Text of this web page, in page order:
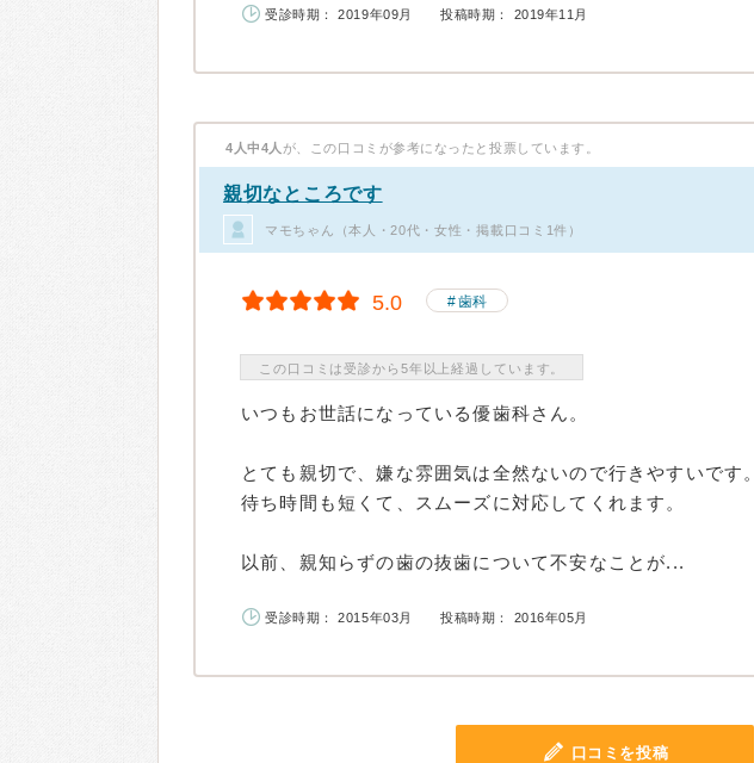
受診時期： 2019年09月 投稿時期： 2019年11月
4人中4人 が、この口コミが参考になったと投票しています。
親切なところです
マモちゃん（本人・20代・女性・掲載口コミ1件）
5.0 歯科
この口コミは受診から5年以上経過しています。
いつもお世話になっている優歯科さん。
とても親切で、嫌な雰囲気は全然ないので行きやすいです。
待ち時間も短くて、スムーズに対応してくれます。
以前、親知らずの歯の抜歯について不安なことが...
受診時期： 2015年03月 投稿時期： 2016年05月
口コミを投稿